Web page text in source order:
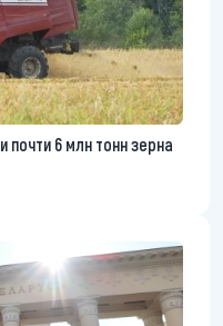
почти 6 млн тонн зерна